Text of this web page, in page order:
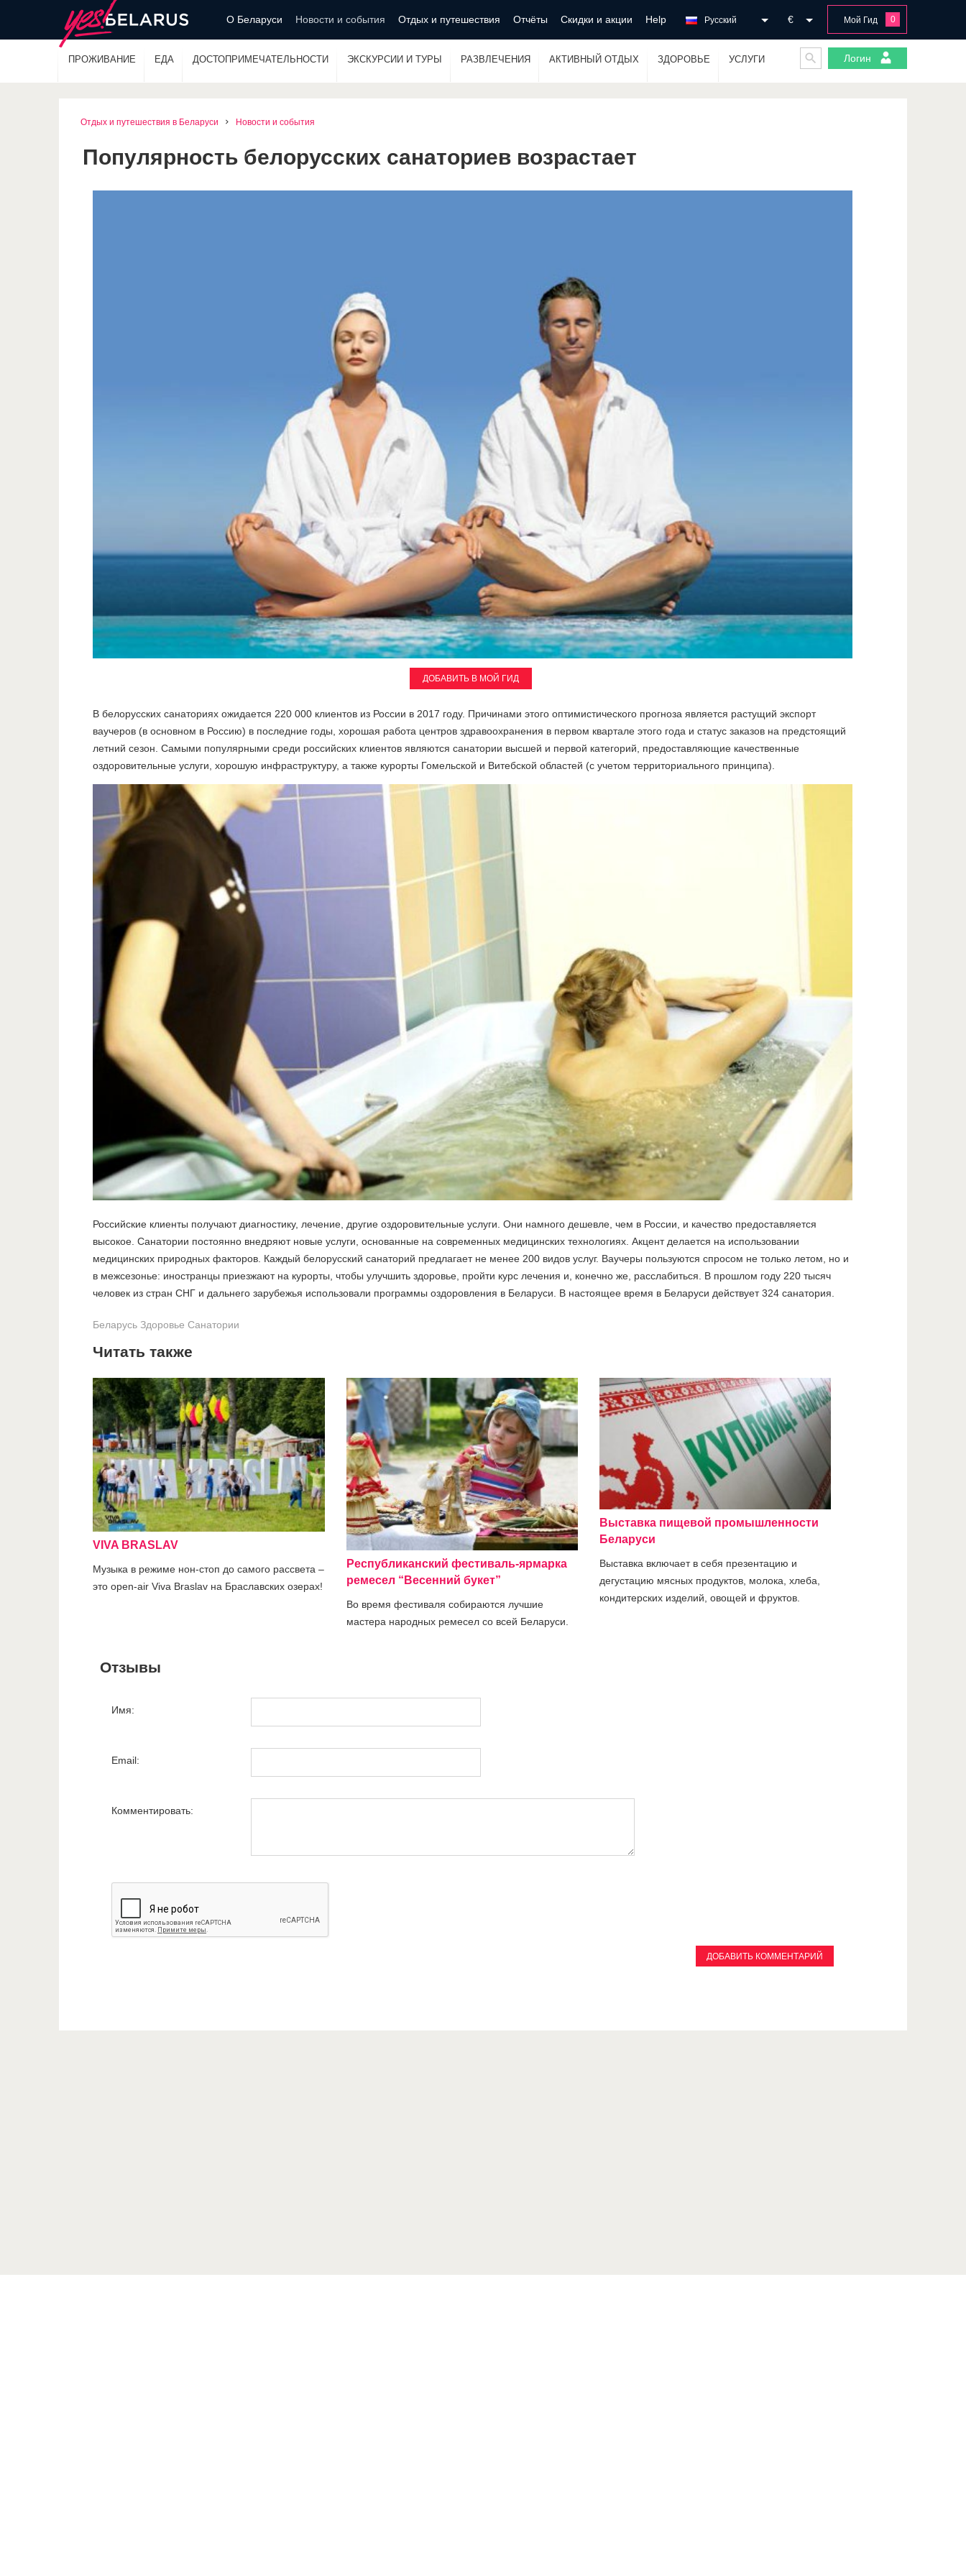
О Беларуси Новости и события Отдых и путешествия Отчёты Скидки и акции Help Мой Гид 0
€
Русский
ПРОЖИВАНИЕ ЕДА ДОСТОПРИМЕЧАТЕЛЬНОСТИ ЭКСКУРСИИ И ТУРЫ РАЗВЛЕЧЕНИЯ АКТИВНЫЙ ОТДЫХ ЗДОРОВЬЕ УСЛУГИ Логин
Отдых и путешествия в Беларуси Новости и события
Популярность белорусских санаториев возрастает
ДОБАВИТЬ В МОЙ ГИД
В белорусских санаториях ожидается 220 000 клиентов из России в 2017 году. Причинами этого оптимистического прогноза является растущий экспорт
ваучеров (в основном в Россию) в последние годы, хорошая работа центров здравоохранения в первом квартале этого года и статус заказов на предстоящий
летний сезон. Самыми популярными среди российских клиентов являются санатории высшей и первой категорий, предоставляющие качественные
оздоровительные услуги, хорошую инфраструктуру, а также курорты Гомельской и Витебской областей (с учетом территориального принципа).
Российские клиенты получают диагностику, лечение, другие оздоровительные услуги. Они намного дешевле, чем в России, и качество предоставляется
высокое. Санатории постоянно внедряют новые услуги, основанные на современных медицинских технологиях. Акцент делается на использовании
медицинских природных факторов. Каждый белорусский санаторий предлагает не менее 200 видов услуг. Ваучеры пользуются спросом не только летом, но и
в межсезонье: иностранцы приезжают на курорты, чтобы улучшить здоровье, пройти курс лечения и, конечно же, расслабиться. В прошлом году 220 тысяч
человек из стран СНГ и дальнего зарубежья использовали программы оздоровления в Беларуси. В настоящее время в Беларуси действует 324 санатория.
Беларусь Здоровье Санатории
Читать также
VIVA BRASLAV
Музыка в режиме нон-стоп до самого рассвета –
это open-air Viva Braslav на Браславских озерах!
Республиканский фестиваль-ярмарка
ремесел “Весенний букет”
Во время фестиваля собираются лучшие
мастера народных ремесел со всей Беларуси.
Выставка пищевой промышленности
Беларуси
Выставка включает в себя презентацию и
дегустацию мясных продуктов, молока, хлеба,
кондитерских изделий, овощей и фруктов.
Отзывы
Имя:
Email:
Комментировать: